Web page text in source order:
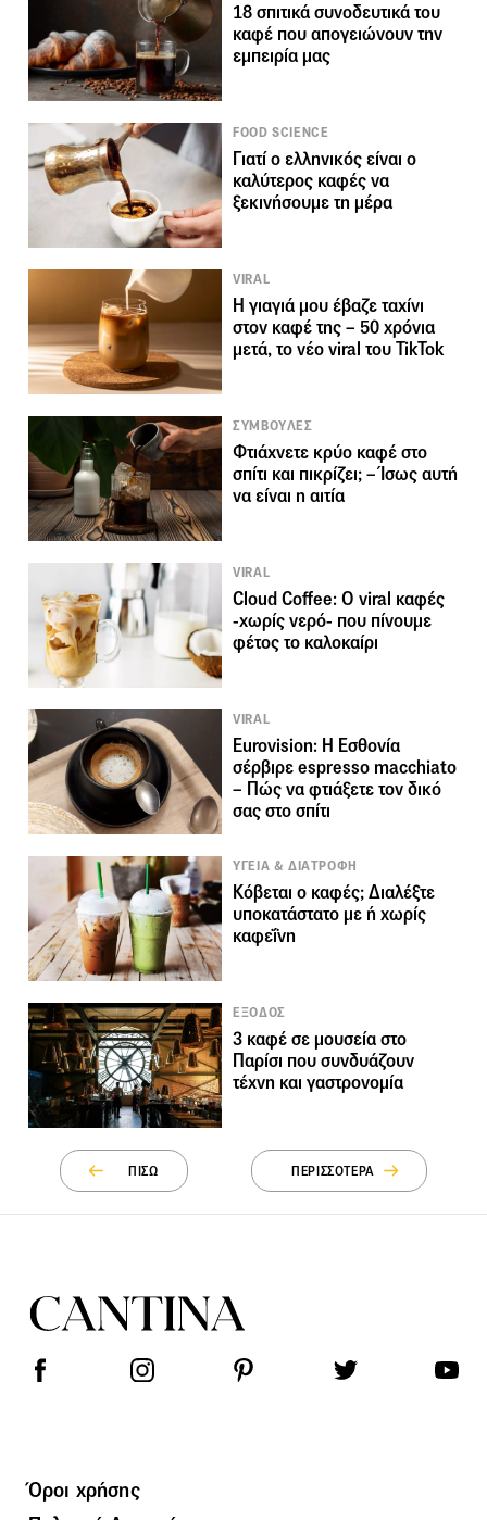
18 σπιτικά συνοδευτικά του
καφέ που απογειώνουν την
εμπειρία μας
FOOD SCIENCE
Γιατί ο ελληνικός είναι ο
καλύτερος καφές να
ξεκινήσουμε τη μέρα
VIRAL
Η γιαγιά μου έβαζε ταχίνι
στον καφέ της – 50 χρόνια
μετά, το νέο viral του TikTok
ΣΥΜΒΟΥΛΕΣ
Φτιάχνετε κρύο καφέ στο
σπίτι και πικρίζει; – Ίσως αυτή
να είναι η αιτία
VIRAL
Cloud Coffee: O viral καφές
-χωρίς νερό- που πίνουμε
φέτος το καλοκαίρι
VIRAL
Eurovision: Η Εσθονία
σέρβιρε espresso macchiato
– Πώς να φτιάξετε τον δικό
σας στο σπίτι
ΥΓΕΙΑ & ΔΙΑΤΡΟΦΗ
Κόβεται ο καφές; Διαλέξτε
υποκατάστατο με ή χωρίς
καφεΐνη
ΕΞΟΔΟΣ
3 καφέ σε μουσεία στο
Παρίσι που συνδυάζουν
τέχνη και γαστρονομία
ΠΙΣΩ ΠΕΡΙΣΣΟΤΕΡΑ
Όροι χρήσης